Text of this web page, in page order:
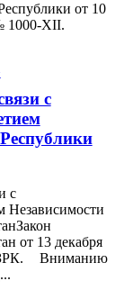
от 10
1000-XII.
с
с
Независимости
от 13 декабря
ЗРК. Вниманию